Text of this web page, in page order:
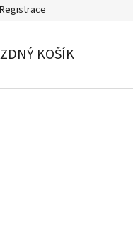
Registrace
KOŠÍK